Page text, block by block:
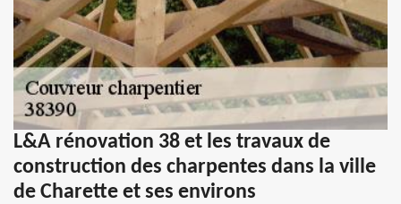
L&A rénovation 38 et les travaux de
construction des charpentes dans la ville
de Charette et ses environs